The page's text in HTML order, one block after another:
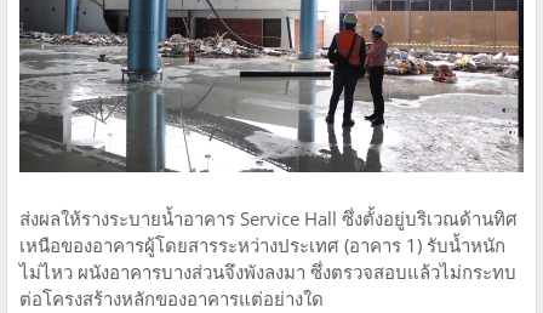
ส่งผลให้รางระบายน้ำอาคาร Service Hall ซึ่งตั้งอยู่บริเวณด้านทิศ
เหนือของอาคารผู้โดยสารระหว่างประเทศ (อาคาร 1) รับน้ำหนัก
ไม่ไหว ผนังอาคารบางส่วนจึงพังลงมา ซึ่งตรวจสอบแล้วไม่กระทบ
ต่อโครงสร้างหลักของอาคารแต่อย่างใด